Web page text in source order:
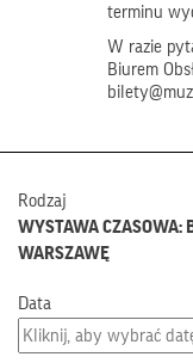
terminu
W razie
Biurem
Rodzaj
WYSTAWA CZASOWA:
WARSZAWĘ
Data